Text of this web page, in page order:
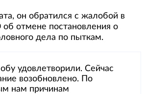
он обратился с жалобой в
об отмене постановления о
дела по пыткам.
удовлетворили. Сейчас
возобновлено. По
нам причинам